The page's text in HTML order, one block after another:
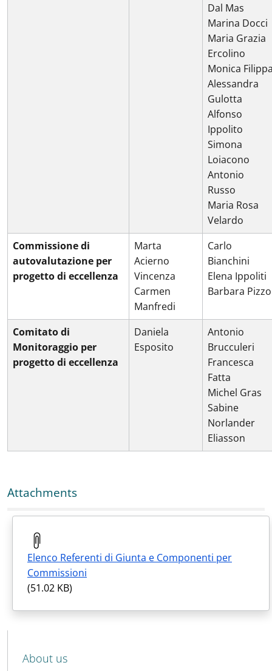
Dal Mas
Marina Docci
Maria Grazia
Ercolino
Monica
Alessandra
Gulotta
Alfonso
Ippolito
Simona
Loiacono
Antonio
Russo
Maria Rosa
Velardo
Commissione di
autovalutazione per
progetto di eccellenza
Marta
Acierno
Vincenza
Carmen
Manfredi
Carlo
Bianchini
Elena Ippoliti
Barbara Pizzo
Comitato di
Monitoraggio per
progetto di eccellenza
Daniela
Esposito
Antonio
Brucculeri
Francesca
Fatta
Michel Gras
Sabine
Norlander
Eliasson
Attachments
Elenco Referenti di Giunta e Componenti per
Commissioni
(51.02 KB)
MENU CEV SECOND NAVIGATION
About us